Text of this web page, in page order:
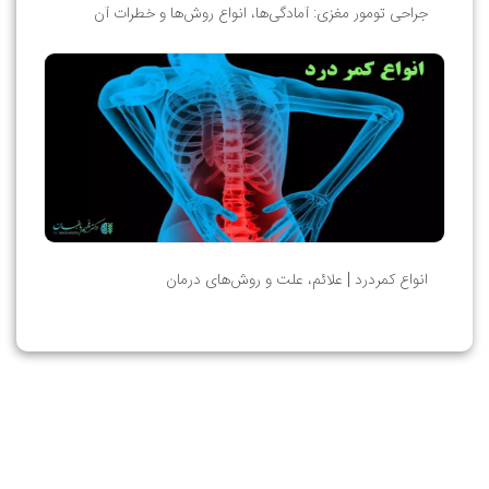
جراحی تومور مغزی: آمادگی‌ها، انواع روش‌ها و خطرات آن
انواع کمردرد | علائم، علت و روش‌های درمان